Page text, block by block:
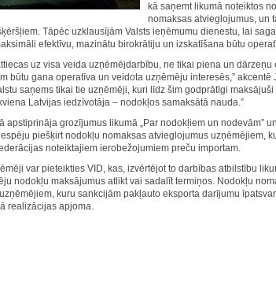
kā saņemt likumā noteiktos
nomaksas atvieglojumus, un
Tāpēc uzklausījām Valsts ieņēmumu dienestu, lai
efektīvu, mazinātu birokrātiju un izskatīšana būtu
uz visa veida uzņēmējdarbību, ne tikai piena un dārzeņu
būtu gana operatīva un veidota uzņēmēju interesēs,” akcentē
saņems tikai tie uzņēmēji, kuri līdz šim godprātīgi
Latvijas iedzīvotāja – nodokļos samaksātā nauda.”
grozījumus likumā „Par nodokļiem un nodevām”
piešķirt nodokļu nomaksas atvieglojumus uzņēmējiem,
noteiktajiem ierobežojumiem preču importam.
var pieteikties VID, kas, izvērtējot to darbības atbilstību
nodokļu maksājumus atlikt vai sadalīt termiņos. Nodokļu
kuru sankcijām pakļauto eksporta darījumu
realizācijas apjoma.